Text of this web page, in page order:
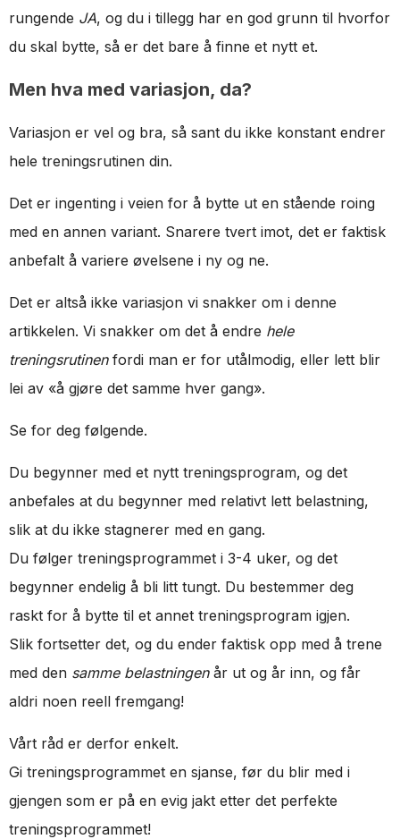
rungende JA, og du i tillegg har en god grunn til hvorfor
du skal bytte, så er det bare å finne et nytt et.
Men hva med variasjon, da?
Variasjon er vel og bra, så sant du ikke konstant endrer
hele treningsrutinen din.
Det er ingenting i veien for å bytte ut en stående roing
med en annen variant. Snarere tvert imot, det er faktisk
anbefalt å variere øvelsene i ny og ne.
Det er altså ikke variasjon vi snakker om i denne
artikkelen. Vi snakker om det å endre hele
treningsrutinenfordi man er for utålmodig, eller lett blir
lei av «å gjøre det samme hver gang».
Se for deg følgende.
Du begynner med et nytt treningsprogram, og det
anbefales at du begynner med relativt lett belastning,
slik at du ikke stagnerer med en gang.
Du følger treningsprogrammet i 3-4 uker, og det
begynner endelig å bli litt tungt. Du bestemmer deg
raskt for å bytte til et annet treningsprogram igjen.
Slik fortsetter det, og du ender faktisk opp med å trene
med den samme belastningen år ut og år inn, og får
aldri noen reell fremgang!
Vårt råd er derfor enkelt.
Gi treningsprogrammet en sjanse, før du blir med i
gjengen som er på en evig jakt etter det perfekte
treningsprogrammet!